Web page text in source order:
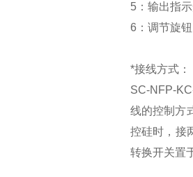
5：输出指
6：调节旋
*接线方式：
SC-NFP-
线的控制方
控硅时，接
转换开关置